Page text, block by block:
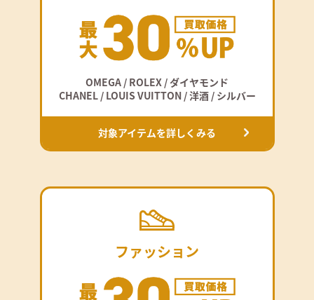
OMEGA / ROLEX / ダイヤモンド
CHANEL / LOUIS VUITTON / 洋酒 / シルバー
対象アイテムを詳しくみる
ファッション